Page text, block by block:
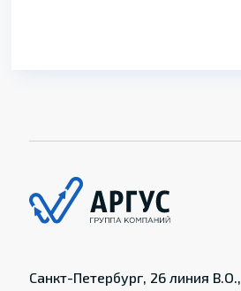
Санкт-Петербург, 26 линия В.О.,